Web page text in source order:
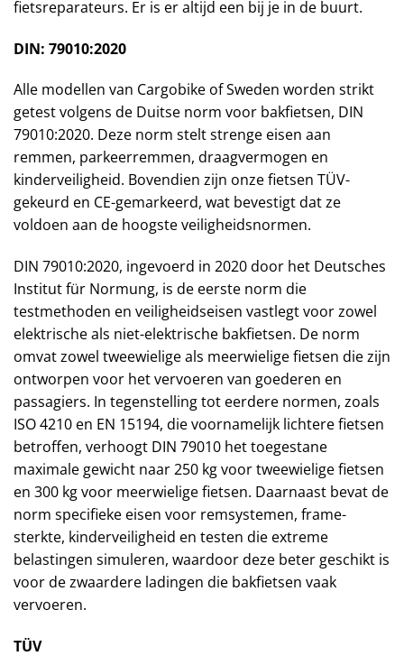
fietsreparateurs. Er is er altijd een bij je in de buurt.
DIN: 79010:2020
Alle modellen van Cargobike of Sweden worden strikt
getest volgens de Duitse norm voor bakfietsen, DIN
79010:2020. Deze norm stelt strenge eisen aan
remmen, parkeerremmen, draagvermogen en
kinderveiligheid. Bovendien zijn onze fietsen TÜV-
gekeurd en CE-gemarkeerd, wat bevestigt dat ze
voldoen aan de hoogste veiligheidsnormen.
DIN 79010:2020, ingevoerd in 2020 door het Deutsches
Institut für Normung, is de eerste norm die
testmethoden en veiligheidseisen vastlegt voor zowel
elektrische als niet-elektrische bakfietsen. De norm
omvat zowel tweewielige als meerwielige fietsen die zijn
ontworpen voor het vervoeren van goederen en
passagiers. In tegenstelling tot eerdere normen, zoals
ISO 4210 en EN 15194, die voornamelijk lichtere fietsen
betroffen, verhoogt DIN 79010 het toegestane
maximale gewicht naar 250 kg voor tweewielige fietsen
en 300 kg voor meerwielige fietsen. Daarnaast bevat de
norm specifieke eisen voor remsystemen, frame-
sterkte, kinderveiligheid en testen die extreme
belastingen simuleren, waardoor deze beter geschikt is
voor de zwaardere ladingen die bakfietsen vaak
vervoeren.
TÜV